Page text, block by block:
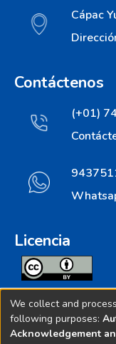
Cápac
Contáctenos
(+01)
Licencia
Todos los
licenciados bajo
Creative
We collect and
following purposes:
Acknowledgement